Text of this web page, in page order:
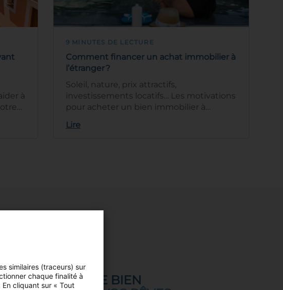
à
9 MINUTES DE LECTURE
Comment financer un achat immobilier à
l’étranger ?
Soleil, nature, prix attractifs,
investissements locatifs… Les motivations
pour acheter un bien immobilier à
votre…
Lire
TROUVEZ LE BIEN
similaires (traceurs) sur
chaque finalité à
cliquant sur « Tout